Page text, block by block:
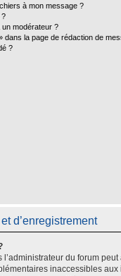
à mon message ?
?
modérateur ?
dans la page de rédaction de
?
d’enregistrement
du forum
inaccessibles